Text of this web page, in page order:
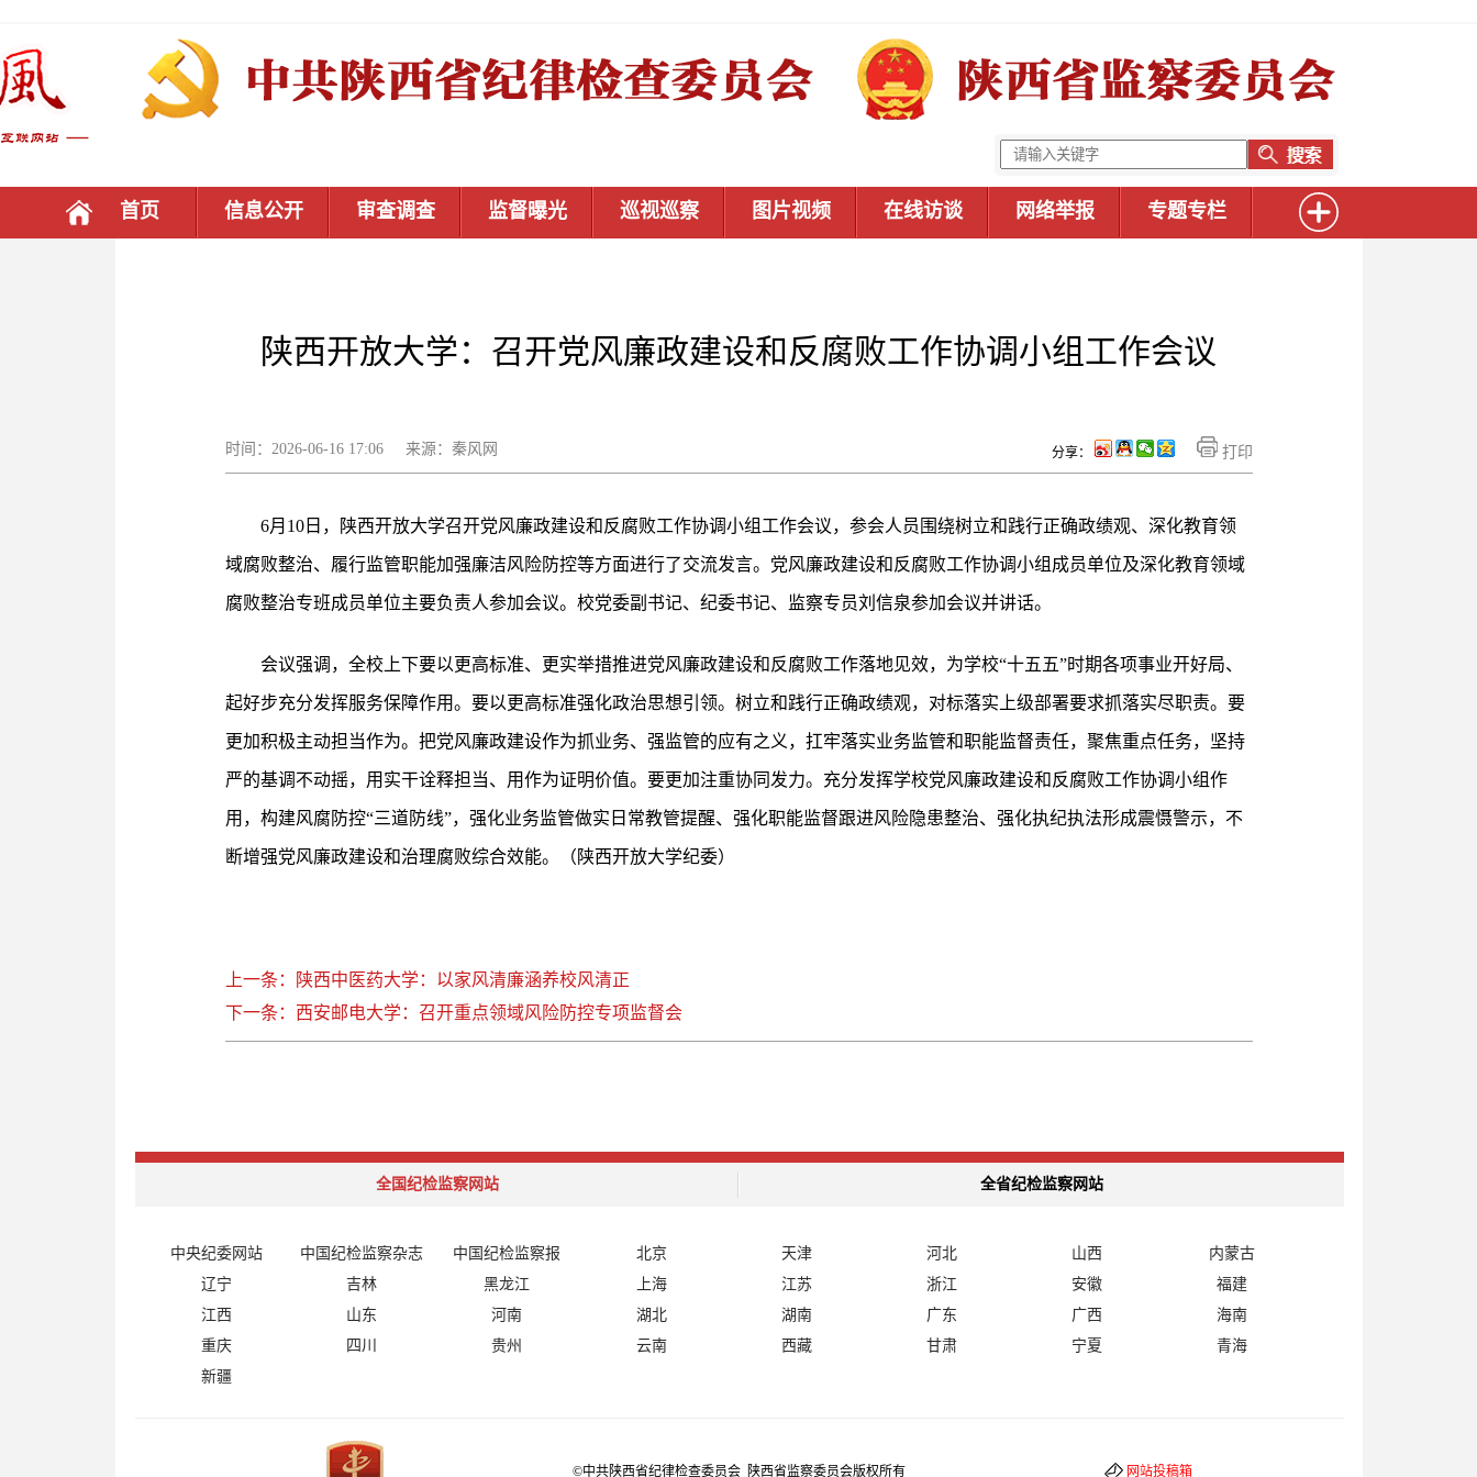
首页 信息公开 审查调查 监督曝光 巡视巡察 图片视频 在线访谈 网络举报 专题专栏
陕西开放大学：召开党风廉政建设和反腐败工作协调小组工作会议
时间：2026-06-16 17:06 来源：秦风网 打印
分享：
6月10日，陕西开放大学召开党风廉政建设和反腐败工作协调小组工作会议，参会人员围绕树立和践行正确政绩观、深化教育领
域腐败整治、履行监管职能加强廉洁风险防控等方面进行了交流发言。党风廉政建设和反腐败工作协调小组成员单位及深化教育领域
腐败整治专班成员单位主要负责人参加会议。校党委副书记、纪委书记、监察专员刘信泉参加会议并讲话。
会议强调，全校上下要以更高标准、更实举措推进党风廉政建设和反腐败工作落地见效，为学校“十五五”时期各项事业开好局、
起好步充分发挥服务保障作用。要以更高标准强化政治思想引领。树立和践行正确政绩观，对标落实上级部署要求抓落实尽职责。要
更加积极主动担当作为。把党风廉政建设作为抓业务、强监管的应有之义，扛牢落实业务监管和职能监督责任，聚焦重点任务，坚持
严的基调不动摇，用实干诠释担当、用作为证明价值。要更加注重协同发力。充分发挥学校党风廉政建设和反腐败工作协调小组作
用，构建风腐防控“三道防线”，强化业务监管做实日常教管提醒、强化职能监督跟进风险隐患整治、强化执纪执法形成震慑警示，不
断增强党风廉政建设和治理腐败综合效能。（陕西开放大学纪委）
上一条：陕西中医药大学：以家风清廉涵养校风清正
下一条：西安邮电大学：召开重点领域风险防控专项监督会
全国纪检监察网站 全省纪检监察网站
中央纪委网站 中国纪检监察杂志 中国纪检监察报 北京 天津 河北 山西
内蒙古
辽宁
吉林 黑龙江 上海 江苏 浙江 安徽
福建
江西
山东 河南 湖北 湖南 广东 广西
海南
重庆
四川 贵州 云南 西藏 甘肃 宁夏
青海
新疆
©中共陕西省纪律检查委员会 陕西省监察委员会版权所有 网站投稿箱